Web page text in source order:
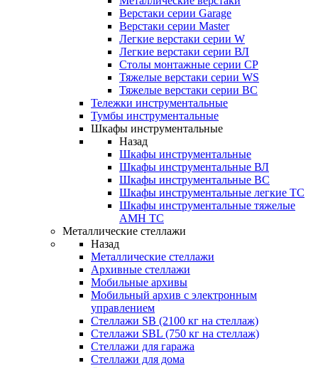
Верстаки серии Garage
Верстаки серии Master
Легкие верстаки серии W
Легкие верстаки серии ВЛ
Столы монтажные серии СР
Тяжелые верстаки серии WS
Тяжелые верстаки серии ВС
Тележки инструментальные
Тумбы инструментальные
Шкафы инструментальные
Назад
Шкафы инструментальные
Шкафы инструментальные ВЛ
Шкафы инструментальные ВС
Шкафы инструментальные легкие ТС
Шкафы инструментальные тяжелые
AMH TC
Металлические стеллажи
Назад
Металлические стеллажи
Архивные стеллажи
Мобильные архивы
Мобильный архив с электронным
управлением
Стеллажи SB (2100 кг на стеллаж)
Стеллажи SBL (750 кг на стеллаж)
Стеллажи для гаража
Стеллажи для дома